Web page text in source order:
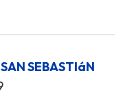
SEBASTIáN